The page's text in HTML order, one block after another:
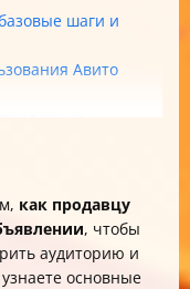
шаги и
Авито
видимость
на Авито
как продавцу
, чтобы
аудиторию и
основные